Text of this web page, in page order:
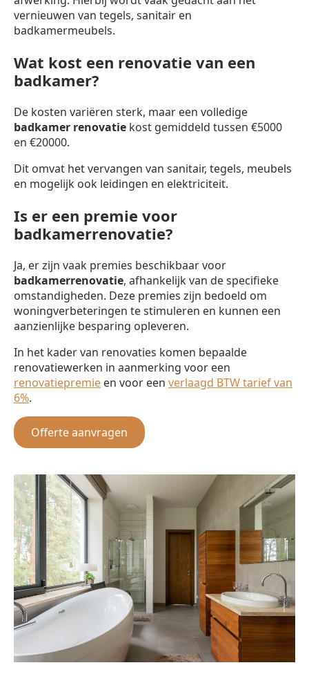
vernieuwen van tegels, sanitair en
badkamermeubels.
Wat kost een renovatie van een
badkamer?
De kosten variëren sterk, maar een volledige
badkamer renovatie kost gemiddeld tussen €5000
en €20000.
Dit omvat het vervangen van sanitair, tegels, meubels
en mogelijk ook leidingen en elektriciteit.
Is er een premie voor
badkamerrenovatie?
Ja, er zijn vaak premies beschikbaar voor
badkamerrenovatie, afhankelijk van de specifieke
omstandigheden. Deze premies zijn bedoeld om
woningverbeteringen te stimuleren en kunnen een
aanzienlijke besparing opleveren.
In het kader van renovaties komen bepaalde
renovatiewerken in aanmerking voor een
renovatiepremie en voor een verlaagd BTW tarief van
6%.
Offerte aanvragen